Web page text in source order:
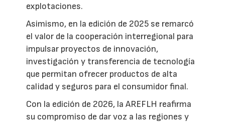
explotaciones.
Asimismo, en la edición de 2025 se remarcó
el valor de la cooperación interregional para
impulsar proyectos de innovación,
investigación y transferencia de tecnología
que permitan ofrecer productos de alta
calidad y seguros para el consumidor final.
Con la edición de 2026, la AREFLH reafirma
su compromiso de dar voz a las regiones y